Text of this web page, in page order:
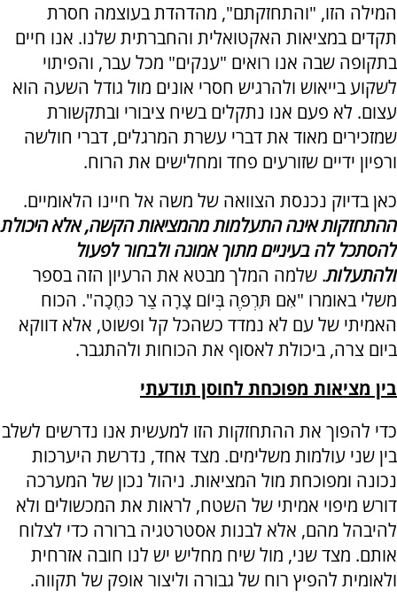
המילה הזו, "והתחזקתם", מהדהדת בעוצמה חסרת
תקדים במציאות האקטואלית והחברתית שלנו. אנו חיים
בתקופה שבה אנו רואים "ענקים" מכל עבר, והפיתוי
לשקוע בייאוש ולהרגיש חסרי אונים מול גודל השעה הוא
עצום. לא פעם אנו נתקלים בשיח ציבורי ובתקשורת
שמזכירים מאוד את דברי עשרת המרגלים, דברי חולשה
ורפיון ידיים שזורעים פחד ומחלישים את הרוח.
כאן בדיוק נכנסת הצוואה של משה אל חיינו הלאומיים.
ההתחזקות אינה התעלמות מהמציאות הקשה, אלא היכולת
להסתכל לה בעיניים מתוך אמונה ולבחור לפעול
ולהתעלות. שלמה המלך מבטא את הרעיון הזה בספר
משלי באומרו "אִם תִּרְפֶּה בְּיוֹם צָרָה צַר כֹּחֶכָה". הכוח
האמיתי של עם לא נמדד כשהכל קל ופשוט, אלא דווקא
ביום צרה, ביכולת לאסוף את הכוחות ולהתגבר.
בין מציאות מפוכחת לחוסן תודעתי
כדי להפוך את ההתחזקות הזו למעשית אנו נדרשים לשלב
בין שני עולמות משלימים. מצד אחד, נדרשת היערכות
נכונה ומפוכחת מול המציאות. ניהול נכון של המערכה
דורש מיפוי אמיתי של השטח, לראות את המכשולים ולא
להיבהל מהם, אלא לבנות אסטרטגיה ברורה כדי לצלוח
אותם. מצד שני, מול שיח מחליש יש לנו חובה אזרחית
ולאומית להפיץ רוח של גבורה וליצור אופק של תקווה.